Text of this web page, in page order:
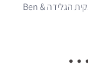
תמצאו את: יצרנית רכבי היוקרה Mercedes Benz, ענקית הגלידה Ben &